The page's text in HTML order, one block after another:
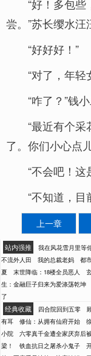
“好！多包
尝。”苏长缨水汪
“好好好！”
“对了，年
“咋了？”钱
“最近有个
了。你们小心点
“不会吧！
“不知道，
上一章
站内强推 我在风花雪月里等
不流外人田
我的总裁老妈 都
夏
末世降临：18楼全员恶人
生：金融巨子归来为爱涤荡乾坤
了
经典收藏 四合院回到五零
有耳
修仙：从拥有仙府开始
小院
六零真千金遭全家厌弃后
梁！
铁血抗日之屠杀小鬼子